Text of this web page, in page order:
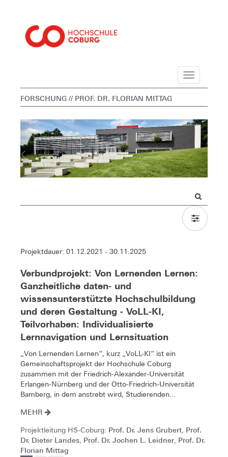
Navigation
FORSCHUNG // PROF. DR. FLORIAN MITTAG
Projektdauer: 01.12.2021 - 30.11.2025
Verbundprojekt: Von Lernenden Lernen:
Ganzheitliche daten- und
wissensunterstützte Hochschulbildung
und deren Gestaltung - VoLL-KI,
Teilvorhaben: Individualisierte
Lernnavigation und Lernsituation
„Von Lernenden Lernen“, kurz „VoLL-KI“ ist ein
Gemeinschaftsprojekt der Hochschule Coburg
zusammen mit der Friedrich-Alexander-Universität
Erlangen-Nürnberg und der Otto-Friedrich-Universität
Bamberg, in dem anstrebt wird, Studierenden...
MEHR
Projektleitung HS-Coburg: Prof. Dr. Jens Grubert, Prof.
Dr. Dieter Landes, Prof. Dr. Jochen L. Leidner, Prof. Dr.
Florian Mittag